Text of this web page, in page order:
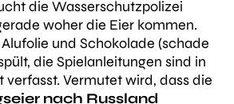
die Wasserschutzpolizei
woher die Eier kommen.
und Schokolade (schade
die Spielanleitungen sind in
verfasst. Vermutet wird, dass die
nach Russland